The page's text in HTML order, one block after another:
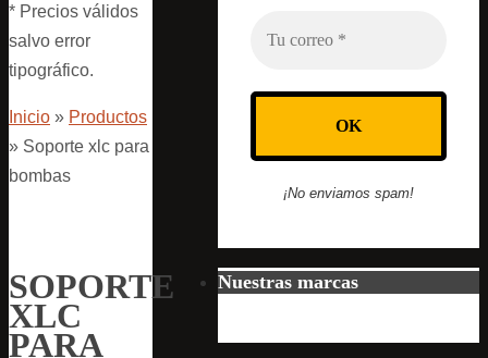
* Precios válidos
salvo error
tipográfico.
Inicio » Productos
» Soporte xlc para
bombas
SOPORTE
XLC
PARA
¡No enviamos spam!
Nuestras marcas